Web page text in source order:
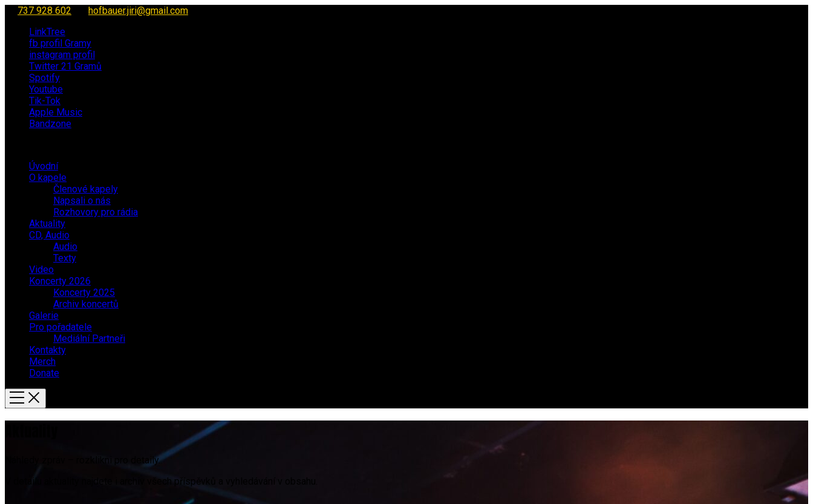
737 928 602
hofbauer.jiri@gmail.com
LinkTree
fb profil Gramy
instagram profil
Twitter 21 Gramů
Spotify
Youtube
Tik-Tok
Apple Music
Bandzone
Úvodní
O kapele
Členové kapely
Napsali o nás
Rozhovory pro rádia
Aktuality
CD, Audio
Audio
Texty
Video
Koncerty 2026
Koncerty 2025
Archiv koncertů
Galerie
Pro pořadatele
Mediální Partneři
Kontakty
Merch
Donate
Náhledy zpráv – rozklikni pro detaily.
V detailu aktuality najdete i archiv všech příspěvků a vyhledávání v obsahu.